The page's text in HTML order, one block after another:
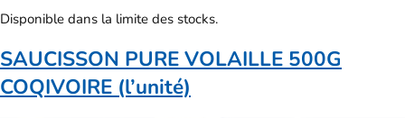
Disponible dans la limite des stocks.
SAUCISSON PURE VOLAILLE 500G
COQIVOIRE (l’unité)